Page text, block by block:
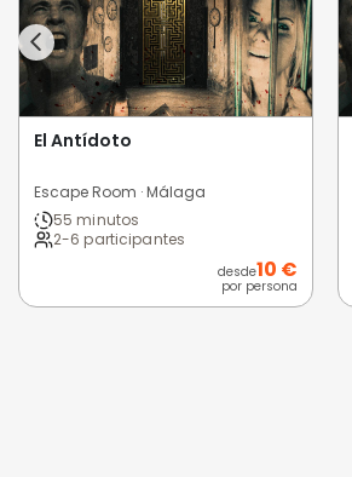
El Antídoto
Escape Room · Málaga
55 minutos
2-6 participantes
desde10 €
por persona